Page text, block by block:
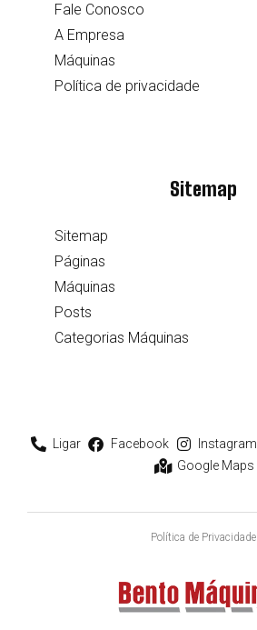
Fale Conosco
A Empresa
Máquinas
Política de privacidade
Sitemap
Sitemap
Páginas
Máquinas
Posts
Categorias Máquinas
Ligar Facebook Instagram
Google Maps
Política de Privacidade